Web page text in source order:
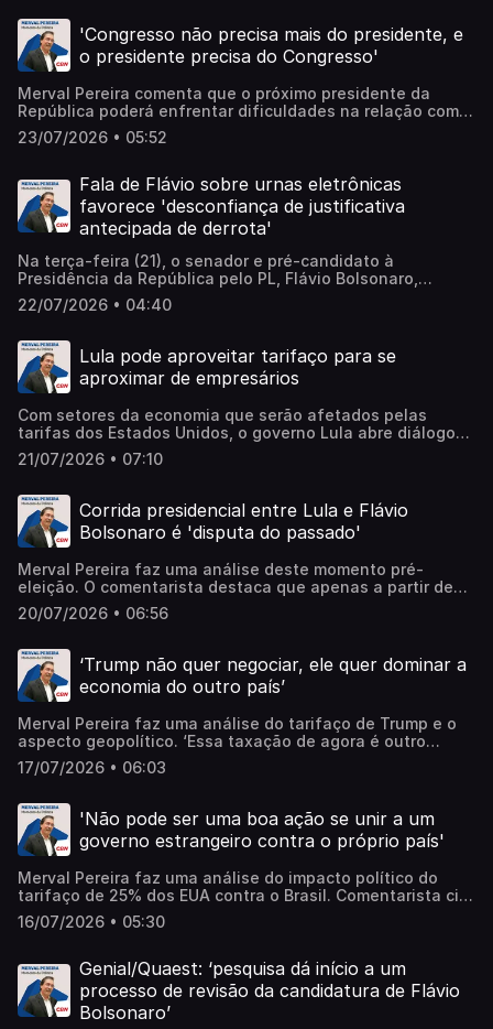
'Congresso não precisa mais do presidente, e
o presidente precisa do Congresso'
Merval Pereira comenta que o próximo presidente da
República poderá enfrentar dificuldades na relação com o
Congresso Nacional diante do fortalecimento do poder
orçamentário de deputados e senadores. Learn more
23/07/2026 • 05:52
Fala de Flávio sobre urnas eletrônicas
favorece 'desconfiança de justificativa
antecipada de derrota'
Na terça-feira (21), o senador e pré-candidato à
Presidência da República pelo PL, Flávio Bolsonaro,
atacou as urnas eletrônicas diante de diplomatas
estrangeiros em Brasília. Ele afirmou que máquinas de
Unidos, foram usadas em eleições brasileiras. Confira o
comentário de Merval Pereira sobre o tema! Learn more
about your ad choices. Visit megaphone.fm/adchoices
22/07/2026 • 04:40
Lula pode aproveitar tarifaço para se
aproximar de empresários
Com setores da economia que serão afetados pelas
tarifas dos Estados Unidos, o governo Lula abre diálogo
com empresários. Para Merval Pereira, o momento pode
ajudar o presidente a melhorar a relação com segmentos
about your ad choices. Visit megaphone.fm/adchoices
21/07/2026 • 07:10
Corrida presidencial entre Lula e Flávio
Bolsonaro é 'disputa do passado'
Merval Pereira faz uma análise deste momento pré-
eleição. O comentarista destaca que apenas a partir de
2030 que haverá uma nova 'safra' de políticos à
disposição dos eleitores brasileiros. 'Lula já foi presidente
forças políticas que dominaram a política brasileira por um
período alto. (...) Não há possibilidade do país crescer
nessa disputa do passado'. Ouça. Learn more about your
20/07/2026 • 06:56
‘Trump não quer negociar, ele quer dominar a
economia do outro país’
Merval Pereira faz uma análise do tarifaço de Trump e o
aspecto geopolítico. ‘Essa taxação de agora é outro
processo, mas o espírito é o mesmo’. Comentarista
destaca que ‘Trump quer recuperar a economia dos EUA
your ad choices. Visit megaphone.fm/adchoices
17/07/2026 • 06:03
'Não pode ser uma boa ação se unir a um
governo estrangeiro contra o próprio país'
Merval Pereira faz uma análise do impacto político do
tarifaço de 25% dos EUA contra o Brasil. Comentarista cita
pesquisa que mostra a mudança de percepção do
eleitorado em relação à candidatura de Flávio Bolsonaro
para punir o Brasil'. Outro tema abordado foi a morte do
jornalista Renato Machado. Merval Pereira lamentou: ‘um
grande jornalista, um belo amigo'. Learn more about your
ad choices. Visit megaphone.fm/adchoices
16/07/2026 • 05:30
Genial/Quaest: ‘pesquisa dá início a um
processo de revisão da candidatura de Flávio
Bolsonaro’